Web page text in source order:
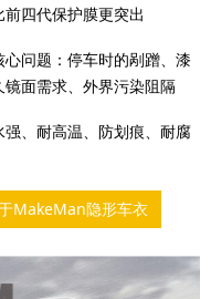
四代保护膜更突出
问题：停车时的剐蹭、漆
面需求、外界污染阻隔
、耐高温、防划痕、耐腐
MakeMan隐形车衣